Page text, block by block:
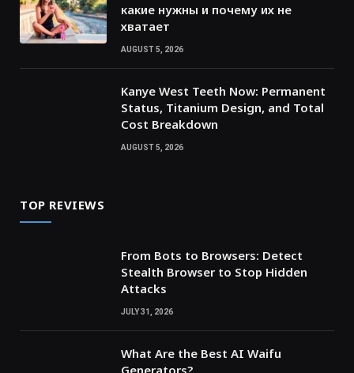
какие нужны и почему их не
хватает
AUGUST 5, 2026
Kanye West Teeth Now: Permanent
Status, Titanium Design, and Total
Cost Breakdown
AUGUST 5, 2026
TOP REVIEWS
From Bots to Browsers: Detect
Stealth Browser to Stop Hidden
Attacks
JULY 31, 2026
What Are the Best AI Waifu
Generators?